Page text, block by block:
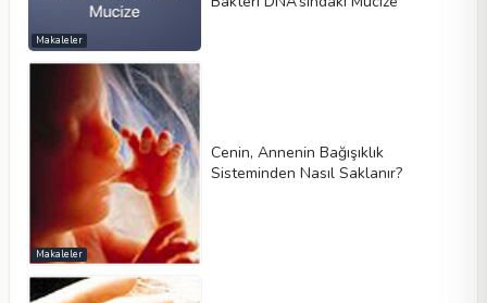
Makaleler
Makaleler
Cenin, Annenin Bağışıklık
Sisteminden Nasıl Saklanır?